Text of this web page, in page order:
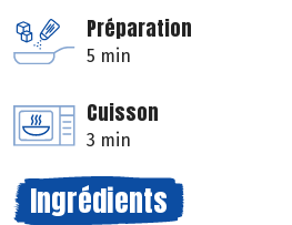
Préparation
5 min
Cuisson
3 min
Ingrédients